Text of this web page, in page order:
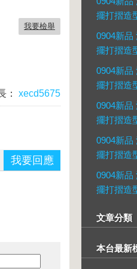
我要檢舉
： xecd5675
我要回應
擺打摺造
0904新品
擺打摺造
0904新品
擺打摺造
0904新品
擺打摺造
0904新品
擺打摺造
0904新品
擺打摺造
文章分類
本台最新